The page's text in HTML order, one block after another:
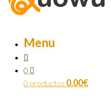
Menu
0
0 productos 0.00€